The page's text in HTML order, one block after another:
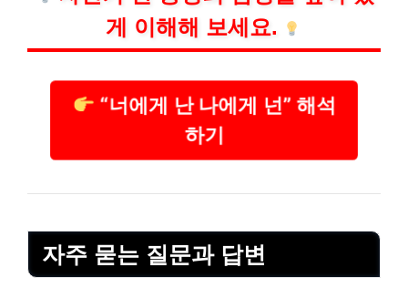
게 이해해 보세요.
“너에게 난 나에게 넌” 해석
하기
자주 묻는 질문과 답변